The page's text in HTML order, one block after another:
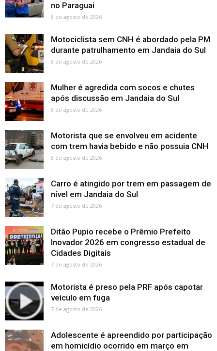
no Paraguai
8 de agosto de 2026
Motociclista sem CNH é abordado pela PM
durante patrulhamento em Jandaia do Sul
8 de agosto de 2026
Mulher é agredida com socos e chutes
após discussão em Jandaia do Sul
8 de agosto de 2026
Motorista que se envolveu em acidente
com trem havia bebido e não possuia CNH
8 de agosto de 2026
Carro é atingido por trem em passagem de
nível em Jandaia do Sul
7 de agosto de 2026
Ditão Pupio recebe o Prêmio Prefeito
Inovador 2026 em congresso estadual de
Cidades Digitais
7 de agosto de 2026
Motorista é preso pela PRF após capotar
veículo em fuga
7 de agosto de 2026
Adolescente é apreendido por participação
em homicídio ocorrido em março em